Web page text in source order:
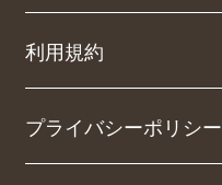
利用規約
プライバシーポリシー